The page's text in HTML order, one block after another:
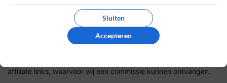
controlebeleiden hoe wij zorgen dat reviews
Het gebruik van deze website is voor zowel bedrijven als
affiliate links, waarvoor wij een commissie kunnen ontvangen.
Sluiten
Accepteren